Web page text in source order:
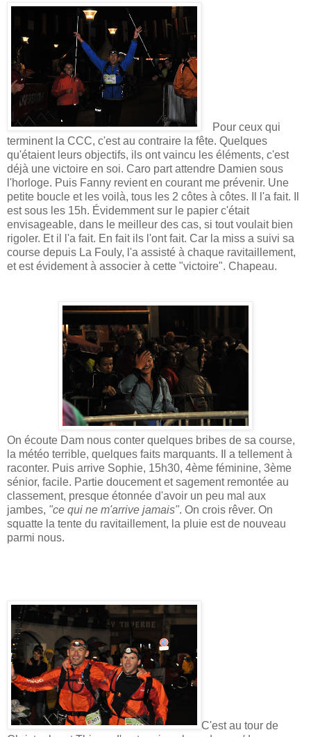
Pour ceux qui
terminent la CCC, c'est au contraire la fête. Quelques
qu'étaient leurs objectifs, ils ont vaincu les éléments, c'est
déjà une victoire en soi. Caro part attendre Damien sous
l'horloge. Puis Fanny revient en courant me prévenir. Une
petite boucle et les voilà, tous les 2 côtes à côtes. Il l'a fait. Il
est sous les 15h. Évidemment sur le papier c'était
envisageable, dans le meilleur des cas, si tout voulait bien
rigoler. Et il l'a fait. En fait ils l'ont fait. Car la miss a suivi sa
course depuis La Fouly, l'a assisté à chaque ravitaillement,
et est évidement à associer à cette "victoire". Chapeau.
On écoute Dam nous conter quelques bribes de sa course,
la météo terrible, quelques faits marquants. Il a tellement à
raconter. Puis arrive Sophie, 15h30, 4ème féminine, 3ème
sénior, facile. Partie doucement et sagement remontée au
classement, presque étonnée d'avoir un peu mal aux
jambes, "ce qui ne m'arrive jamais". On crois rêver. On
squatte la tente du ravitaillement, la pluie est de nouveau
parmi nous.
C'est au tour de